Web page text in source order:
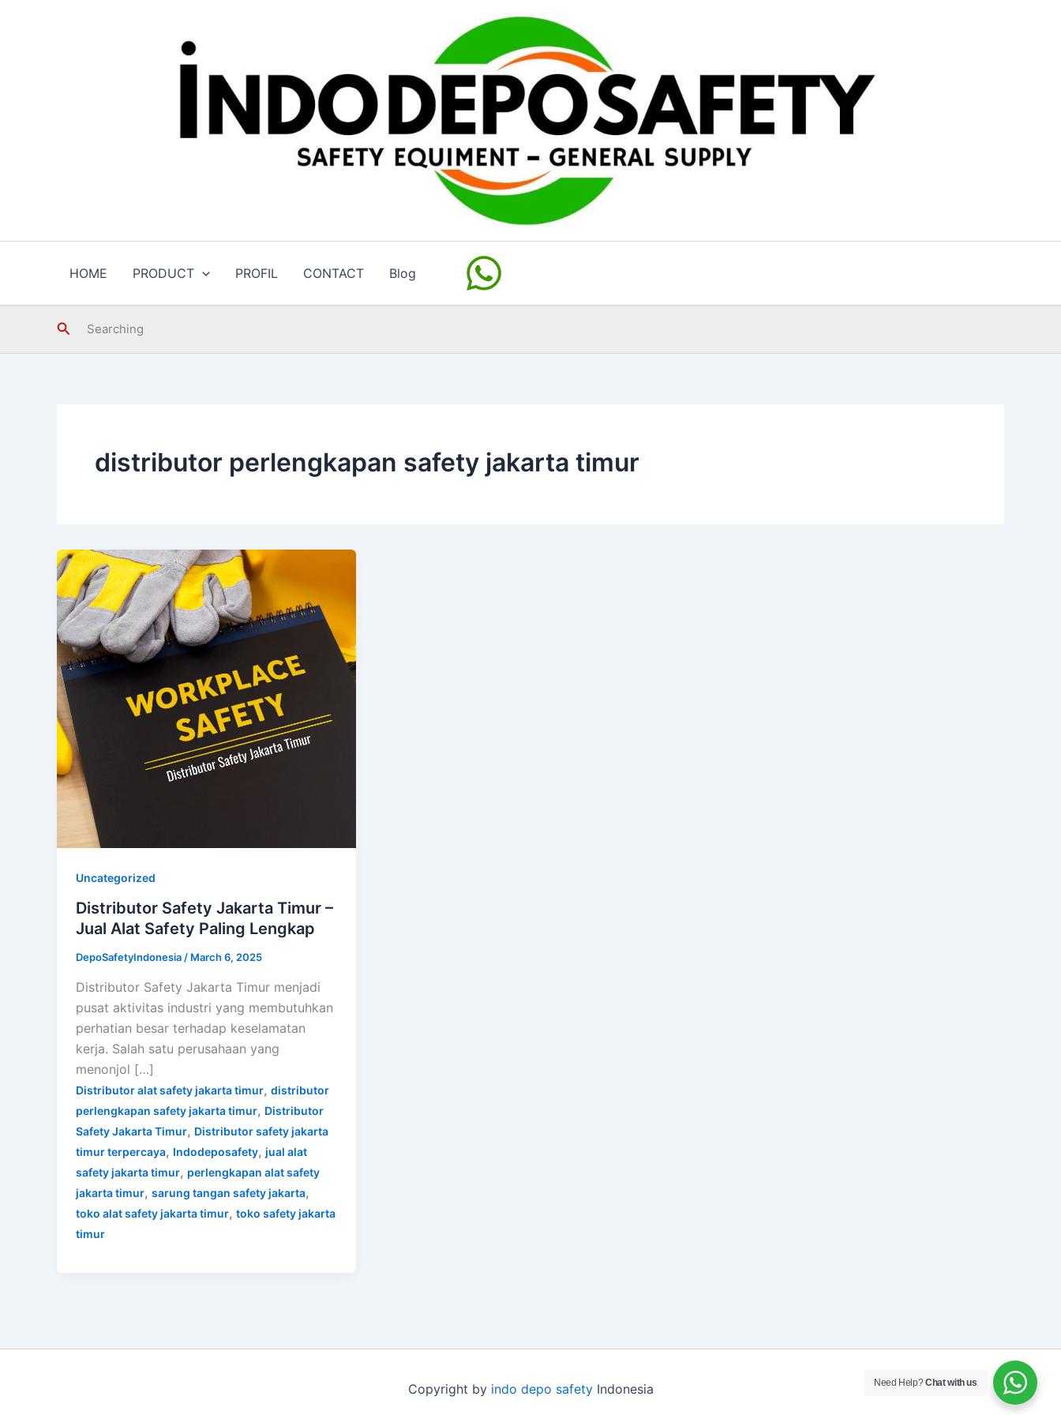
HOME PRODUCT PROFIL CONTACT Blog
SearchSearching
distributor perlengkapan safety jakarta timur
Uncategorized
Distributor Safety Jakarta Timur –
Jual Alat Safety Paling Lengkap
DepoSafetyIndonesia/ March 6, 2025
Distributor Safety Jakarta Timur menjadi
pusat aktivitas industri yang membutuhkan
perhatian besar terhadap keselamatan
kerja. Salah satu perusahaan yang
menonjol […]
Distributor alat safety jakarta timur, distributor
perlengkapan safety jakarta timur, Distributor
Safety Jakarta Timur, Distributor safety jakarta
timur terpercaya, Indodeposafety, jual alat
safety jakarta timur, perlengkapan alat safety
jakarta timur, sarung tangan safety jakarta,
toko alat safety jakarta timur, toko safety jakarta
timur
Copyright by indo depo safetyIndonesia Need Help?Chat with us